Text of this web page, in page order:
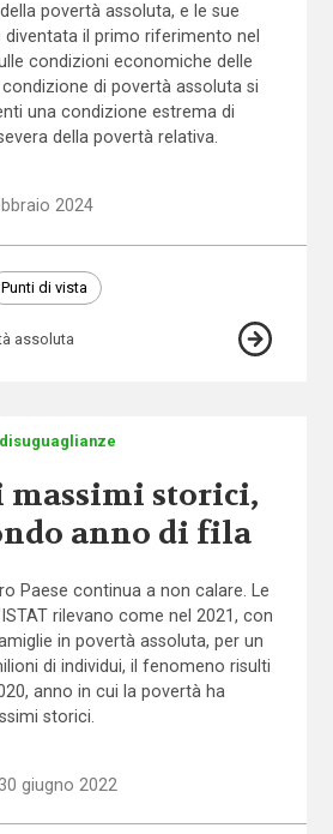
povertà assoluta, e le sue
diventata il primo riferimento nel
condizioni economiche delle
di povertà assoluta si
una condizione estrema di
della povertà relativa.
2024
Punti di vista
assoluta
massimi storici,
anno di fila
Paese continua a non calare. Le
rilevano come nel 2021, con
in povertà assoluta, per un
di individui, il fenomeno risulti
anno in cui la povertà ha
storici.
30 giugno 2022